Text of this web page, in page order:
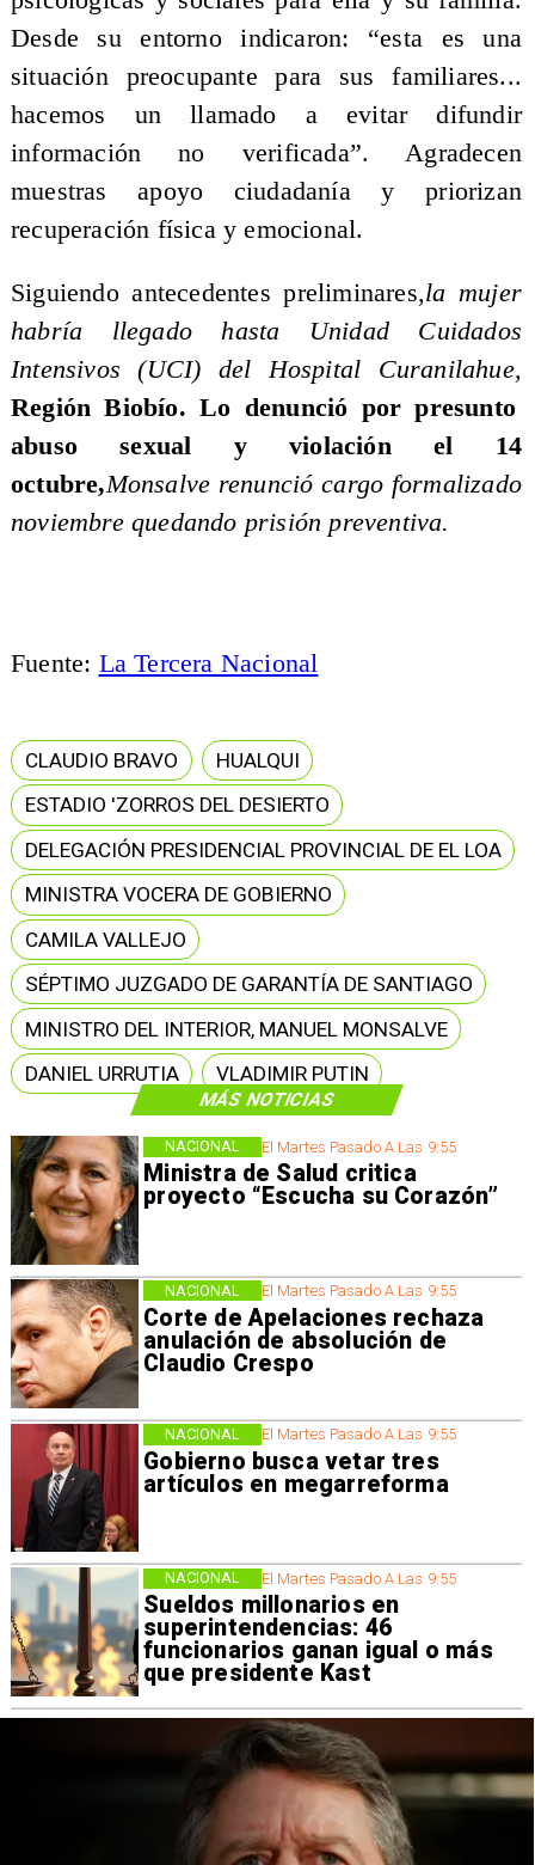
MÁS NOTICIAS
El Martes Pasado A Las 9:55
Ministra de Salud critica
proyecto “Escucha su Corazón”
NACIONAL
El Martes Pasado A Las 9:55
Corte de Apelaciones rechaza
anulación de absolución de
Claudio Crespo
NACIONAL
El Martes Pasado A Las 9:55
Gobierno busca vetar tres
artículos en megarreforma
NACIONAL
El Martes Pasado A Las 9:55
Sueldos millonarios en
superintendencias: 46
funcionarios ganan igual o más
que presidente Kast
NACIONAL
Desde su entorno indicaron: “esta es una
situación preocupante para sus familiares...
hacemos un llamado a evitar difundir
información no verificada”. Agradecen
muestras apoyo ciudadanía y priorizan
recuperación física y emocional.
Siguiendo antecedentes preliminares,la mujer
habría llegado hasta Unidad Cuidados
Intensivos (UCI) del Hospital Curanilahue,
Región Biobío. Lo denunció por presunto
abuso sexual y violación el 14
octubre,Monsalve renunció cargo formalizado
noviembre quedando prisión preventiva.
Fuente: La Tercera Nacional
CLAUDIO BRAVO
HUALQUI
ESTADIO 'ZORROS DEL DESIERTO
DELEGACIÓN PRESIDENCIAL PROVINCIAL DE EL LOA
MINISTRA VOCERA DE GOBIERNO
CAMILA VALLEJO
SÉPTIMO JUZGADO DE GARANTÍA DE SANTIAGO
MINISTRO DEL INTERIOR, MANUEL MONSALVE
DANIEL URRUTIA
VLADIMIR PUTIN